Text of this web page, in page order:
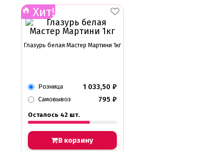
Хит!
Глазурь белая Мастер Мартини 1кг
Розница 1 033,50 ₽
Самовывоз 795 ₽
Осталось 42 шт.
В корзину